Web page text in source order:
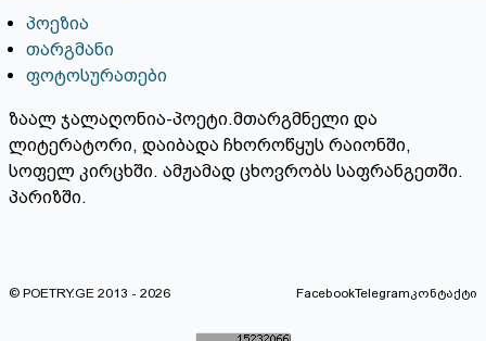
პოეზია
თარგმანი
ფოტოსურათები
ზაალ ჯალაღონია-პოეტი.მთარგმნელი და
ლიტერატორი, დაიბადა ჩხოროწყუს რაიონში,
სოფელ კირცხში. ამჟამად ცხოვრობს საფრანგეთში.
პარიზში.
© POETRY.GE 2013 - 2026 FacebookTelegramკონტაქტი